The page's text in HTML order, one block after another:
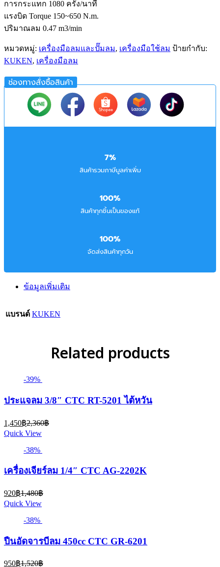
การกระแทก 1080 ครั้ง/นาที
แรงบิด Torque 150~650 N.m.
ปริมาณลม 0.47 m3/min
หมวดหมู่: เครื่องมือลมและปั๊มลม, เครื่องมือใช้ลม ป้ายกำกับ:
KUKEN, เครื่องมือลม
ช่องทางสั่งซื้อสินค้า
7%
สินค้ารวมภาษีมูลค่าเพิ่ม
100%
สินค้าทุกชิ้นเป็นของแท้
100%
จัดส่งสินค้าทุกวัน
ข้อมูลเพิ่มเติม
แบรนด์ KUKEN
Related products
-39%
ประแจลม 3/8″ CTC RT-5201 ไต้หวัน
1,450฿Current
price
is:
1,450฿.
2,360฿
Quick View
-38%
เครื่องเจียร์ลม 1/4″ CTC AG-2202K
920฿Current
price
is:
920฿.
1,480฿
Quick View
-38%
ปืนอัดจารบีลม 450cc CTC GR-6201
950฿Current
1,520฿